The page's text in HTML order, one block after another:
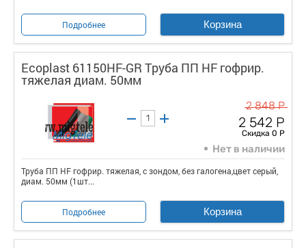
Подробнее Корзина
Ecoplast 61150HF-GR Труба ПП HF гофрир.
тяжелая диам. 50мм
2 848 Р
2 542 Р
Скидка 0 Р
Нет в наличии
Труба ПП HF гофрир. тяжелая, с зондом, без галогена,цвет серый,
диам. 50мм (1шт...
Подробнее Корзина